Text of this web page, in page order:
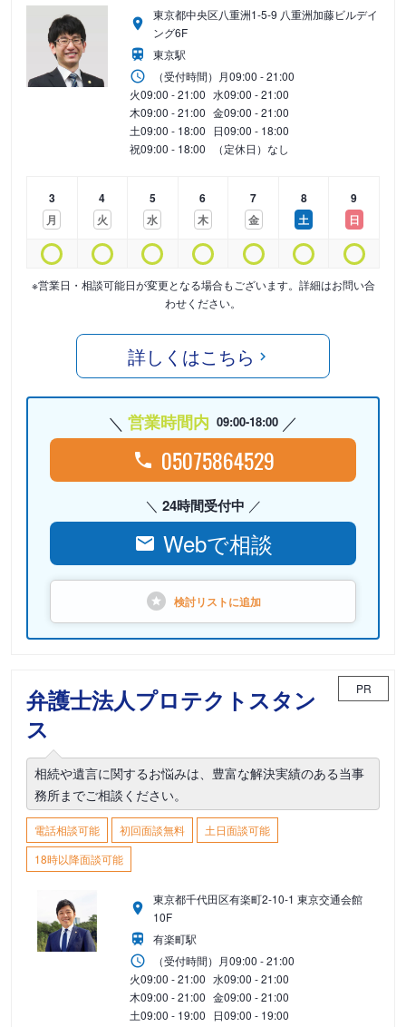
東京都中央区八重洲1-5-9 八重洲加藤ビルデイ
ング6F
東京駅
（受付時間） 月09:00 - 21:00
火09:00 - 21:00 水09:00 - 21:00
木09:00 - 21:00 金09:00 - 21:00
土09:00 - 18:00 日09:00 - 18:00
祝09:00 - 18:00 （定休日）なし
3
月
4
火
5
水
6
木
7
金
8
土
9
日
※営業日・相談可能日が変更となる場合もございます。詳細はお問い合
わせください。
詳しくはこちら
営業時間内 09:00-18:00
05075864529
24時間受付中
Webで相談
検討リストに追加
弁護士法人プロテクトスタン
ス
PR
相続や遺言に関するお悩みは、豊富な解決実績のある当事
務所までご相談ください。
電話相談可能 初回面談無料
土日面談可能
18時以降面談可能
東京都千代田区有楽町2-10-1 東京交通会館
10F
有楽町駅
（受付時間） 月09:00 - 21:00
火09:00 - 21:00 水09:00 - 21:00
木09:00 - 21:00 金09:00 - 21:00
土09:00 - 19:00 日09:00 - 19:00